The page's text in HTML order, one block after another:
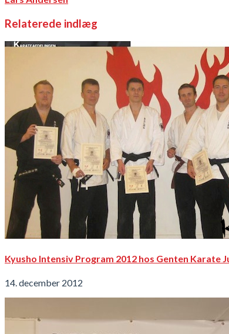
Relaterede indlæg
Kyusho Intensiv Program 2012 hos Genten Karate
14. december 2012